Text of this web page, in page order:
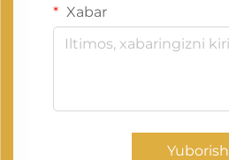
Xabar
Yuborish